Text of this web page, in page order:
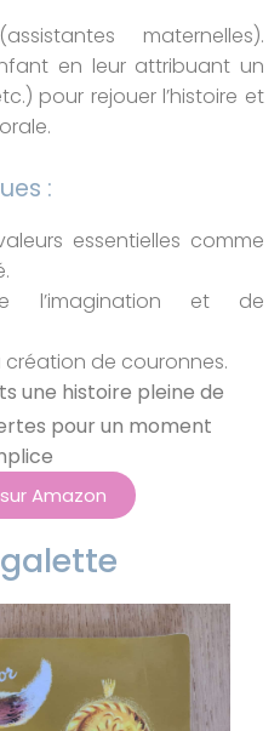
maternelles).
en leur attribuant un
pour rejouer l’histoire et
:
essentielles comme
l’imagination et de
de couronnes.
une histoire pleine de
pour un moment
Amazon